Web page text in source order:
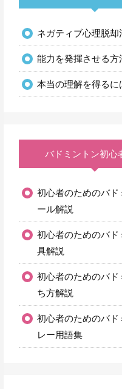
ネガティブ心理脱却
能力を発揮させる方
本当の理解を得るに
バドミントン初心
初心者のためのバド
ール解説
初心者のためのバド
具解説
初心者のためのバド
ち方解説
初心者のためのバド
レー用語集